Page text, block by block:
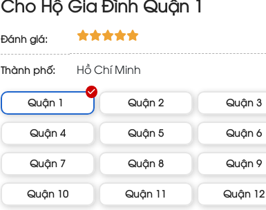
Cho Hộ Gia Đình Quận 1
Đánh giá:
Thành phố: Hồ Chí Minh
Quận 1 Quận 2 Quận 3
Quận 4 Quận 5 Quận 6
Quận 7 Quận 8 Quận 9
Quận 10 Quận 11 Quận 12